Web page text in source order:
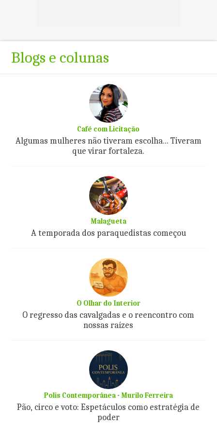
Blogs e colunas
Café com Licitação
Algumas mulheres não tiveram escolha... Tiveram
que virar fortaleza.
Malagueta
A temporada dos paraquedistas começou
O Olhar do Interior
O regresso das cavalgadas e o reencontro com
nossas raízes
Polis Contemporânea - Murilo Ferreira
Pão, circo e voto: Espetáculos como estratégia de
poder